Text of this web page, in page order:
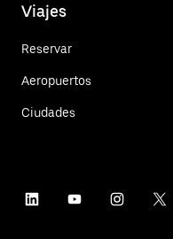
Viajes
Reservar
Aeropuertos
Ciudades